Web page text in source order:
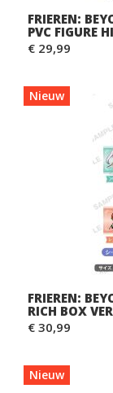
FRIEREN:
PVC FIGURE
€ 29,99
Nieuw
FRIEREN:
RICH BOX
€ 30,99
Nieuw